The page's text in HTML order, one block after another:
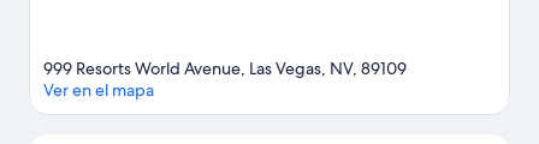
999 Resorts World Avenue, Las Vegas, NV, 89109
Ver en el mapa